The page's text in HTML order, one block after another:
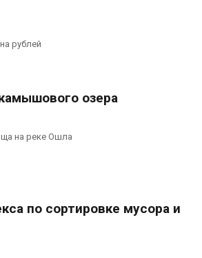
рублей
озера
на реке Ошла
по сортировке мусора и